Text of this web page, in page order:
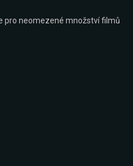
pro neomezené množství filmů